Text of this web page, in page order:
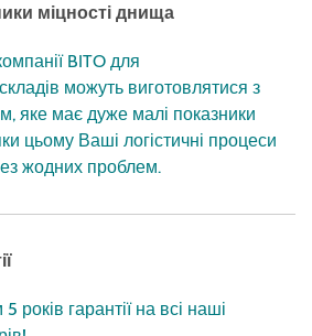
міцності днища
BITO для
можуть виготовлятися з
яке має дуже малі показники
цьому Ваші логістичні процеси
жодних проблем.
гарантії на всі наші